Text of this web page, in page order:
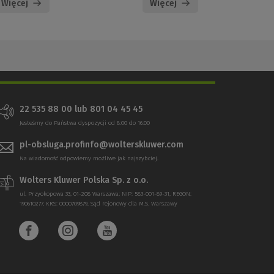
Więcej Więcej
22 535 88 00 lub 801 04 45 45
Jesteśmy do Państwa dyspozycji od 8:00 do 16:00
pl-obsluga.profinfo@wolterskluwer.com
Na wiadomość odpowiemy możliwe jak najszybciej.
Wolters Kluwer Polska Sp. z o.o.
ul. Przyokopowa 33, 01-208 Warszawa; NIP: 583-001-89-31, REGON:
190610277, KRS: 0000709879, Sąd rejonowy dla M.S. Warszawy